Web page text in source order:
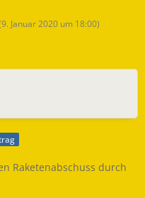
9. Januar 2020 um 18:00)
Raketenabschuss durch